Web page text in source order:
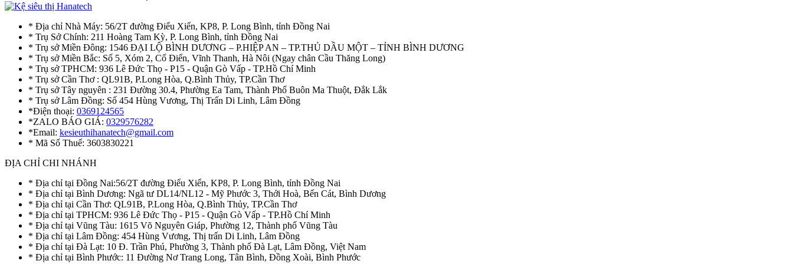
* Địa chỉ Nhà Máy: 56/2T đường Điểu Xiển, KP8, P. Long Bình, tỉnh Đồng Nai
* Trụ Sở Chính: 211 Hoàng Tam Kỳ, P. Long Bình, tỉnh Đồng Nai
* Trụ sở Miền Đông: 1546 ĐẠI LỘ BÌNH DƯƠNG – P.HIỆP AN – TP.THỦ DẦU MỘT – TỈNH BÌNH DƯƠNG
* Trụ sở Miền Bắc: Số 5, Xóm 2, Cổ Điển, Vĩnh Thanh, Hà Nôi (Ngay chân Cầu Thăng Long)
* Trụ sở TPHCM: 936 Lê Đức Thọ - P15 - Quận Gò Vấp - TP.Hồ Chí Minh
* Trụ sở Cần Thơ : QL91B, P.Long Hòa, Q.Bình Thủy, TP.Cần Thơ
* Trụ sở Tây nguyên : 231 Đường 30.4, Phường Ea Tam, Thành Phố Buôn Ma Thuột, Đắk Lắk
* Trụ sở Lâm Đồng: Số 454 Hùng Vương, Thị Trấn Di Linh, Lâm Đồng
*Điện thoại: 0369124565
*ZALO BÁO GIÁ: 0329576282
*Email: kesieuthihanatech@gmail.com
* Mã Số Thuế: 3603830221
ĐỊA CHỈ CHI NHÁNH
* Địa chỉ tại Đồng Nai:56/2T đường Điểu Xiển, KP8, P. Long Bình, tỉnh Đồng Nai
* Địa chỉ tại Bình Dương: Ngã tư DL14/NL12 - Mỹ Phước 3, Thới Hoà, Bến Cát, Bình Dương
* Địa chỉ tại Cần Thơ: QL91B, P.Long Hòa, Q.Bình Thủy, TP.Cần Thơ
* Địa chỉ tại TPHCM: 936 Lê Đức Thọ - P15 - Quận Gò Vấp - TP.Hồ Chí Minh
* Địa chỉ tại Vũng Tàu: 1615 Võ Nguyên Giáp, Phường 12, Thành phố Vũng Tàu
* Địa chỉ tại Lâm Đồng: 454 Hùng Vương, Thị trấn Di Linh, Lâm Đồng
* Địa chỉ tại Đà Lạt: 10 Đ. Trần Phú, Phường 3, Thành phố Đà Lạt, Lâm Đồng, Việt Nam
* Địa chỉ tại Bình Phước: 11 Đường Nơ Trang Long, Tân Bình, Đồng Xoài, Bình Phước